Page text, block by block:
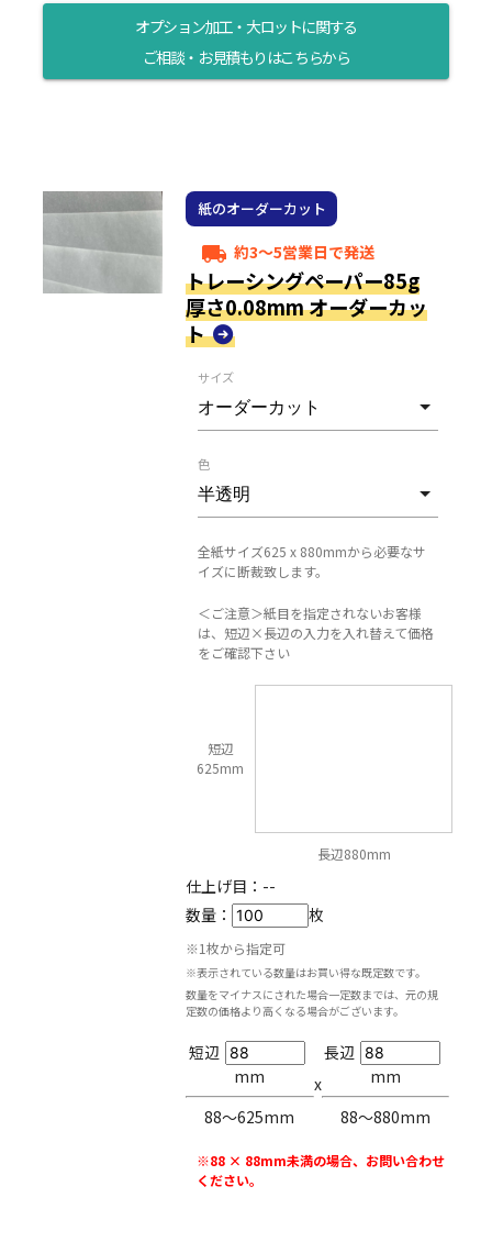
オプション加工・大ロットに関する
ご相談・お見積もりはこちらから
紙のオーダーカット
local_shipping 約3～5営業日で発送
トレーシングペーパー85g
厚さ0.08mm オーダーカッ
ト
サイズ
色
全紙サイズ625 x 880mmから必要なサ
イズに断裁致します。
＜ご注意＞紙目を指定されないお客様
は、短辺×長辺の入力を入れ替えて価格
をご確認下さい
短辺
625mm
長辺880mm
仕上げ目： --
数量：
枚
※1枚から指定可
※表示されている数量はお買い得な既定数です。
数量をマイナスにされた場合一定数までは、元の規
定数の価格より高くなる場合がございます。
短辺
mm
88〜625mm
x
長辺
mm
88〜880mm
※88 × 88mm未満の場合、お問い合わせ
ください。